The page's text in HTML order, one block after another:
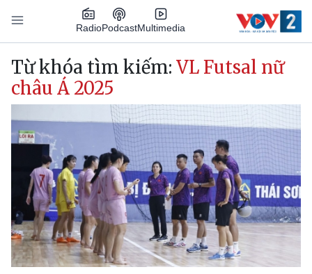
Nhảy đến nội dung
RadioPodcastMultimedia
Main navigation
Từ khóa tìm kiếm: VL Futsal nữ
châu Á 2025